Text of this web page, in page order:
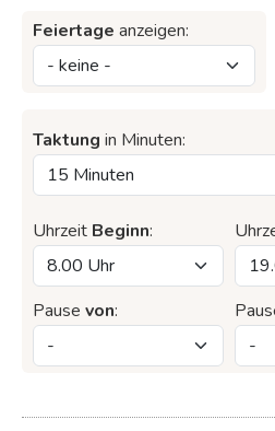
Feiertage anzeigen:
Taktung in Minuten:
Uhrzeit Beginn:
Pause von:
Terminplaner A5
Wochentage von Montag - Samstag
im 15
17,90 €zzgl.